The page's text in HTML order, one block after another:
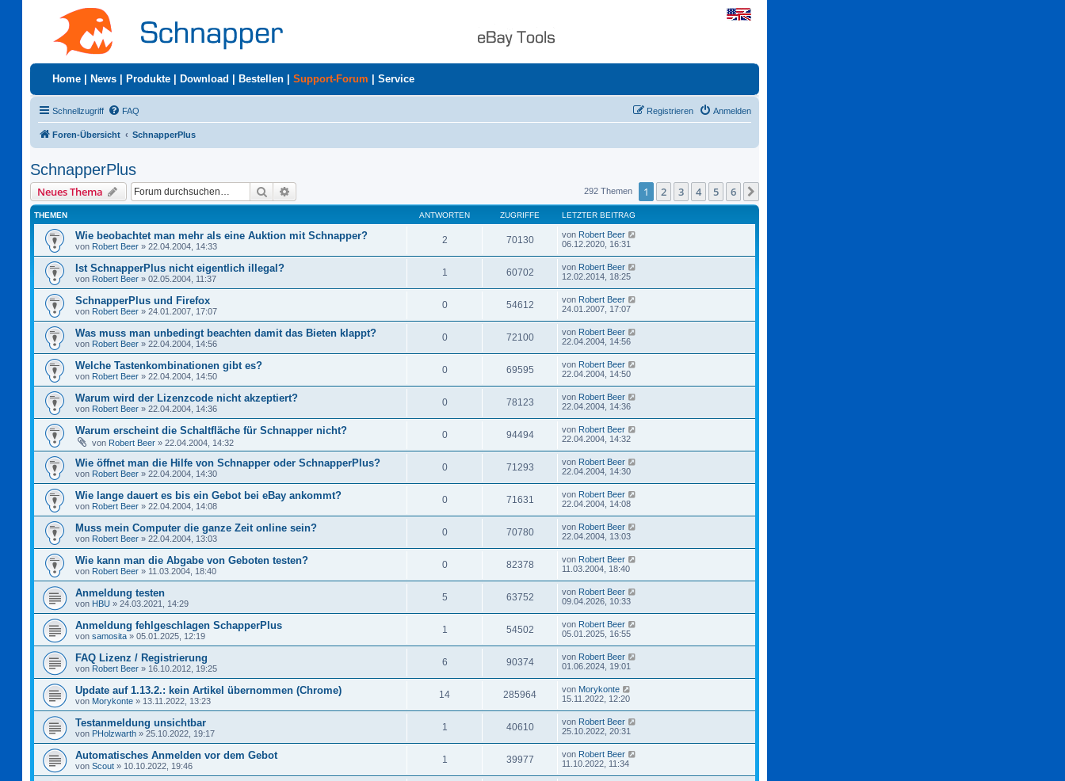
Home News Produkte Download Bestellen Support-Forum Service
Schnellzugriff FAQ Anmelden
Registrieren
Foren-Übersicht SchnapperPlus
SchnapperPlus
Neues Thema Suche 292 Themen 1 2 3 4 5 6
THEMEN ANTWORTEN ZUGRIFFE LETZTER BEITRAG
Wie beobachtet man mehr als eine Auktion mit Schnapper?
von Robert Beer » 22.04.2004, 14:33
2 70130 von Robert Beer
06.12.2020, 16:31
Ist SchnapperPlus nicht eigentlich illegal?
von Robert Beer » 02.05.2004, 11:37
1 60702 von Robert Beer
12.02.2014, 18:25
SchnapperPlus und Firefox
von Robert Beer » 24.01.2007, 17:07
0 54612 von Robert Beer
24.01.2007, 17:07
Was muss man unbedingt beachten damit das Bieten klappt?
von Robert Beer » 22.04.2004, 14:56
0 72100 von Robert Beer
22.04.2004, 14:56
Welche Tastenkombinationen gibt es?
von Robert Beer » 22.04.2004, 14:50
0 69595 von Robert Beer
22.04.2004, 14:50
Warum wird der Lizenzcode nicht akzeptiert?
von Robert Beer » 22.04.2004, 14:36
0 78123 von Robert Beer
22.04.2004, 14:36
Warum erscheint die Schaltfläche für Schnapper nicht?
von Robert Beer » 22.04.2004, 14:32
0 94494 von Robert Beer
22.04.2004, 14:32
Wie öffnet man die Hilfe von Schnapper oder SchnapperPlus?
von Robert Beer » 22.04.2004, 14:30
0 71293 von Robert Beer
22.04.2004, 14:30
Wie lange dauert es bis ein Gebot bei eBay ankommt?
von Robert Beer » 22.04.2004, 14:08
0 71631 von Robert Beer
22.04.2004, 14:08
Muss mein Computer die ganze Zeit online sein?
von Robert Beer » 22.04.2004, 13:03
0 70780 von Robert Beer
22.04.2004, 13:03
Wie kann man die Abgabe von Geboten testen?
von Robert Beer » 11.03.2004, 18:40
0 82378 von Robert Beer
11.03.2004, 18:40
Anmeldung testen
von HBU » 24.03.2021, 14:29
5 63752 von Robert Beer
09.04.2026, 10:33
Anmeldung fehlgeschlagen SchapperPlus
von samosita » 05.01.2025, 12:19
1 54502 von Robert Beer
05.01.2025, 16:55
FAQ Lizenz / Registrierung
von Robert Beer » 16.10.2012, 19:25
6 90374 von Robert Beer
01.06.2024, 19:01
Update auf 1.13.2.: kein Artikel übernommen (Chrome)
von Morykonte » 13.11.2022, 13:23
14 285964 von Morykonte
15.11.2022, 12:20
Testanmeldung unsichtbar
von PHolzwarth » 25.10.2022, 19:17
1 40610 von Robert Beer
25.10.2022, 20:31
Automatisches Anmelden vor dem Gebot
von Scout » 10.10.2022, 19:46
1 39977 von Robert Beer
11.10.2022, 11:34